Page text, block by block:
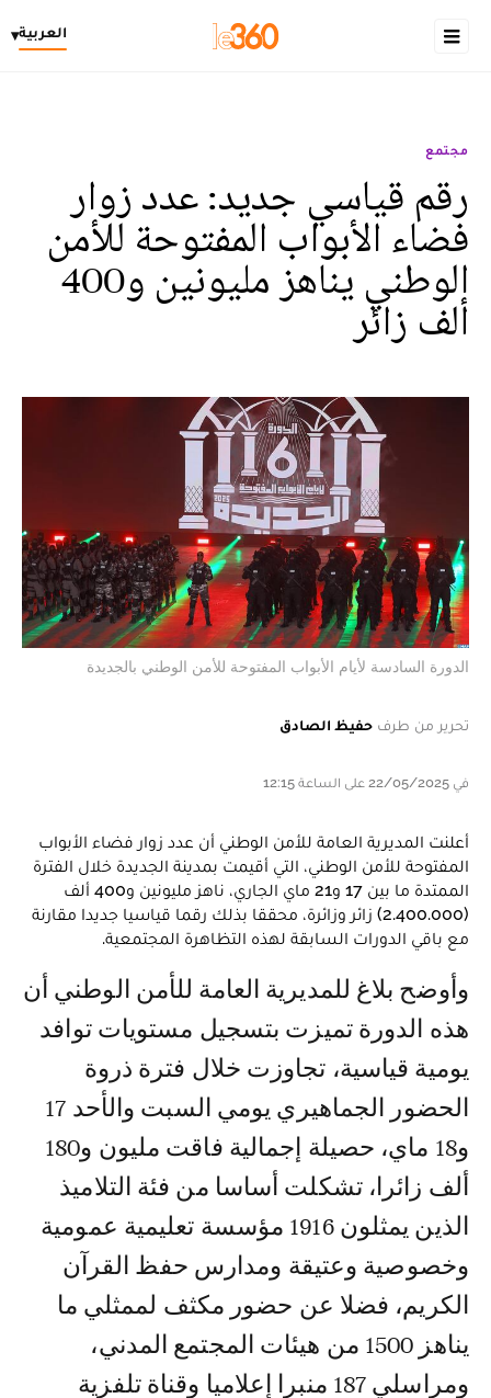
العربية▾
مجتمع
رقم قياسي جديد: عدد زوار
فضاء الأبواب المفتوحة للأمن
الوطني يناهز مليونين و400
ألف زائر
الدورة السادسة لأيام الأبواب المفتوحة للأمن الوطني بالجديدة
تحرير من طرف حفيظ الصادق
في 22/05/2025 على الساعة 12:15
أعلنت المديرية العامة للأمن الوطني أن عدد زوار فضاء الأبواب
المفتوحة للأمن الوطني، التي أقيمت بمدينة الجديدة خلال الفترة
الممتدة ما بين 17 و21 ماي الجاري، ناهز مليونين و400 ألف
(2.400.000) زائر وزائرة، محققا بذلك رقما قياسيا جديدا مقارنة
مع باقي الدورات السابقة لهذه التظاهرة المجتمعية.
وأوضح بلاغ للمديرية العامة للأمن الوطني أن
هذه الدورة تميزت بتسجيل مستويات توافد
يومية قياسية، تجاوزت خلال فترة ذروة
الحضور الجماهيري يومي السبت والأحد 17
و18 ماي، حصيلة إجمالية فاقت مليون و180
ألف زائرا، تشكلت أساسا من فئة التلاميذ
الذين يمثلون 1916 مؤسسة تعليمية عمومية
وخصوصية وعتيقة ومدارس حفظ القرآن
الكريم، فضلا عن حضور مكثف لممثلي ما
يناهز 1500 من هيئات المجتمع المدني،
ومراسلي 187 منبرا إعلاميا وقناة تلفزية